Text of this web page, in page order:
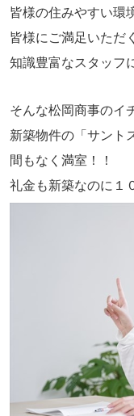
皆様の住みやすい環
皆様にご満足いた
知識豊富なスタッ
そんな松岡商事のイ
新築物件の「サント
間もなく満室！！
礼金も新築なのに１